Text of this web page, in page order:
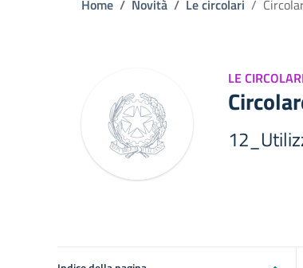
Home Novità Le circolari
LE